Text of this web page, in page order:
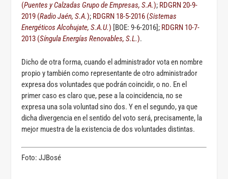
(Puentes y Calzadas Grupo de Empresas, S.A.); RDGRN 20-9-
2019 (Radio Jaén, S.A.); RDGRN 18-5-2016 (Sistemas
Energéticos Alcohujate, S.A.U.) [BOE: 9-6-2016]; RDGRN 10-7-
2013 (Síngula Energías Renovables, S.L.).
Dicho de otra forma, cuando el administrador vota en nombre
propio y también como representante de otro administrador
expresa dos voluntades que podrán coincidir, o no. En el
primer caso es claro que, pese a la coincidencia, no se
expresa una sola voluntad sino dos. Y en el segundo, ya que
dicha divergencia en el sentido del voto será, precisamente, la
mejor muestra de la existencia de dos voluntades distintas.
Foto: JJBosé